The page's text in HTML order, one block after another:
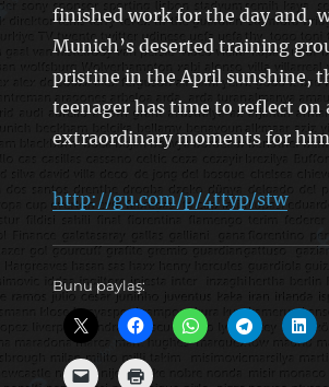
finished work for the day and,
Munich’s deserted training
pristine in the April sunshine,
teenager has time to reflect on
extraordinary moments for
http://gu.com/p/4ttyp/stw
Bunu paylaş: